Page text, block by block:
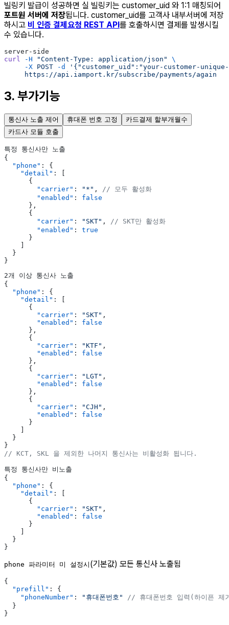
빌링키 발급이 성공하면 실 빌링키는 customer_uid 와 1:1 매칭되어
포트원 서버에 저장됩니다. customer_uid를 고객사 내부서버에 저장
하시고 비 인증 결제요청 REST API 를 호출하시면 결제를 발생시킬
수 있습니다.
server-side
curl -H "Content-Type: application/json"
\
     -X
POST -d
'{"customer_uid":"your-customer-
     https://api.iamport.kr/subscribe/payments/again
3. 부가기능
통신사 노출 제어 휴대폰 번호 고정
카드결제 할부개월수
카드사 모듈 호출
특정 통신사만 노출
{
  "phone"
: {
    "detail"
: [
      {
        "carrier"
: "*" , // 모두 활성화
        "enabled"
: false
      },
      {
        "carrier"
: "SKT" , // SKT만 활성화
        "enabled"
: true
      }
  }
}
2개 이상 통신사 노출
{
  "phone"
: {
    "detail"
: [
      {
        "carrier"
: "SKT" ,
        "enabled"
: false
      },
      {
        "carrier"
: "KTF" ,
        "enabled"
: false
      },
      {
        "carrier"
: "LGT" ,
        "enabled"
: false
      },
      {
        "carrier"
: "CJH" ,
        "enabled"
: false
      }
  }
}
// KCT, SKL 을 제외한 나머지 통신사는 비활성화 됩니다.
특정 통신사만 비노출
{
  "phone"
: {
    "detail"
: [
      {
        "carrier"
: "SKT" ,
        "enabled"
: false
      }
  }
}
phone 파라미터 미 설정시 (기본값) 모든 통신사 노출됨
{
  "prefill"
: {
    "phoneNumber"
: "휴대폰번호"
// 휴대폰번호 입력(하이픈 제
  }
}